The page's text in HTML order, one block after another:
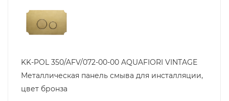
KK-POL 350/AFV/072-00-00 AQUAFIORI VINTAGE
Металлическая панель смыва для инсталляции,
цвет бронза